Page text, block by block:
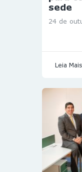
sede
24 de
Leia Mais